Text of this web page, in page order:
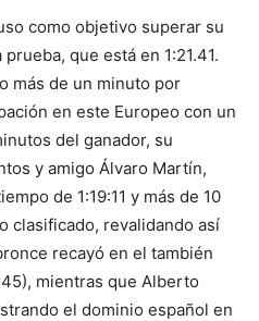
como objetivo superar su
que está en 1:21.41.
más de un minuto por
en este Europeo con un
del ganador, su
y amigo Álvaro Martín,
de 1:19:11 y más de 10
clasificado, revalidando así
recayó en el también
mientras que Alberto
el dominio español en